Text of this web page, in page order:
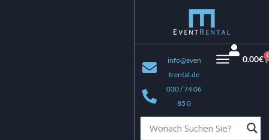
info@even
trental.de
030 / 74 06
85 0
0.00€